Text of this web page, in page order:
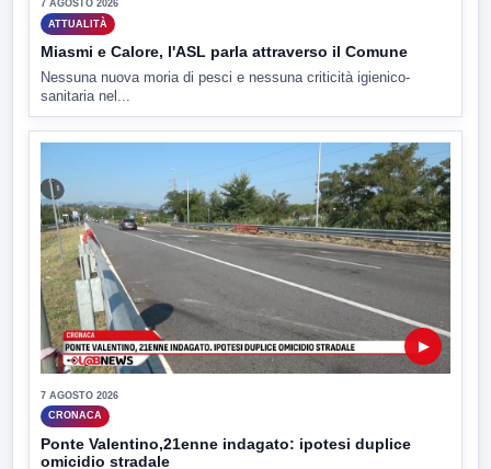
7 AGOSTO 2026
ATTUALITÀ
Miasmi e Calore, l'ASL parla attraverso il Comune
Nessuna nuova moria di pesci e nessuna criticità igienico-
sanitaria nel...
▶
7 AGOSTO 2026
CRONACA
Ponte Valentino,21enne indagato: ipotesi duplice
omicidio stradale